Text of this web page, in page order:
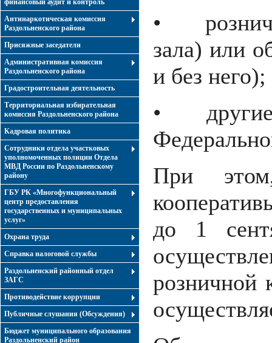
финансовый аудит и контроль
Антинаркотическая комиссия
Раздольненского района
Присяжные заседатели
Административная комиссия
Раздольненского района
Градостроительная деятельность
Территориальная избирательная
комиссия Раздольненского района
Кадровая политика
Сотрудники отдела участковых
уполномоченных полиции Отдела
МВД России по Раздольненскому
району
ГБУ РК «Многофункциональный
центр предоставления
государственных и муниципальных
услуг»
Охрана труда
Справка налоговой службы
Раздольненский районный отдел
ЗАГС
Противодействие коррупции
Публичные слушания (Обсуждения)
Бюджет муниципального образования
Раздольненский район
•
зала) или
и без него);
• другие
При этом,
до 1
розничной